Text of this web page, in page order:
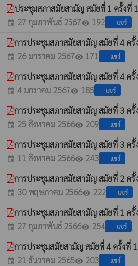
ประชุมสภาสมัยสามัญ สมัยที่ 1 ครั้งที่
event 27 กุมภาพันธ์ 2567visibility 192 แชร์
การประชุมสภาสมัยสามัญ สมัยที่ 4 ค
event 26 มกราคม 2567visibility 171 แชร์
การประชุมสภาสมัยสามัญ สมัยที่ 4 ค
event 4 มกราคม 2567visibility 185 แชร์
การประชุมสภาสมัยสามัญ สมัยที่ 3 ค
event 25 สิงหาคม 2566visibility 209 แชร์
การประชุมสภาสมัยสามัญ สมัยที่ 3 ค
event 11 สิงหาคม 2566visibility 243 แชร์
การประชุมสภาสมัยสามัญ สมัยที่ 2 ค
event 30 พฤษภาคม 2566visibility 222 แชร์
การประชุมสภาสมัยสามัญ สมัยที่ 1 ค
event 27 กุมภาพันธ์ 2566visibility 254 แชร์
การประชุมสมัยสามัญ สมัยที่ 4 ครั้งที่
event 21 ธันวาคม 2565visibility 203 แชร์